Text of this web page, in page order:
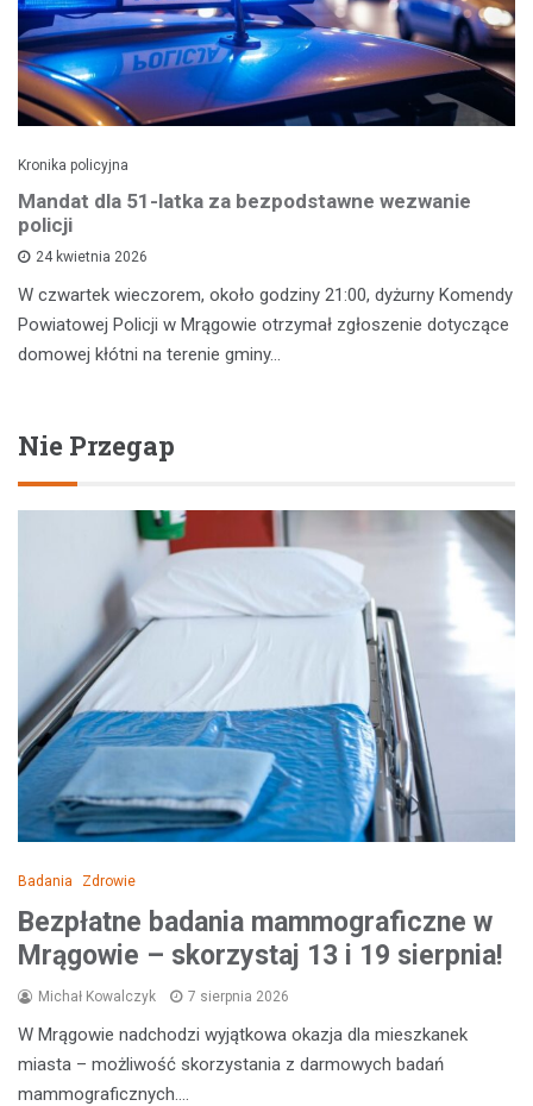
Kronika policyjna
Mandat dla 51-latka za bezpodstawne wezwanie
policji
24 kwietnia 2026
W czwartek wieczorem, około godziny 21:00, dyżurny Komendy
Powiatowej Policji w Mrągowie otrzymał zgłoszenie dotyczące
domowej kłótni na terenie gminy…
Nie Przegap
Badania Zdrowie
Bezpłatne badania mammograficzne w
Mrągowie – skorzystaj 13 i 19 sierpnia!
Michał Kowalczyk 7 sierpnia 2026
W Mrągowie nadchodzi wyjątkowa okazja dla mieszkanek
miasta – możliwość skorzystania z darmowych badań
mammograficznych.…